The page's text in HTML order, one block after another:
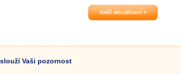
další aktualizace »
Vaši pozornost